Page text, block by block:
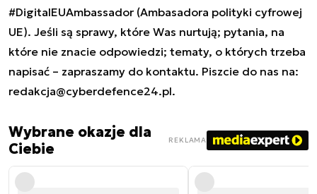
#DigitalEUAmbassador (Ambasadora polityki cyfrowej
UE). Jeśli są sprawy, które Was nurtują; pytania, na
które nie znacie odpowiedzi; tematy, o których trzeba
napisać – zapraszamy do kontaktu. Piszcie do nas na:
redakcja@cyberdefence24.pl.
Wybrane okazje dla
Ciebie
REKLAMA